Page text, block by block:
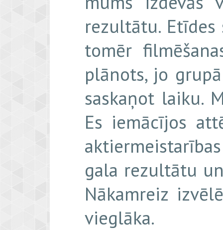
rezultātu.
tomēr
plānots, jo
saskaņot laiku.
Es iemācījos
gala rezultātu
Nākamreiz
vieglāka.